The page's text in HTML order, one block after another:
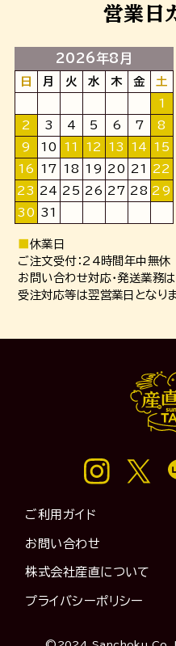
営業日
2026年8月
日 月 火 水 木 金
土
1
2
3 4 5 6 7
8
9
10 11 12 13 14
15
16
17 18 19 20 21
22
23 24 25 26 27 28 29
30 31
■休業日
ご注文受付：24時間年中無休
お問い合わせ対応・発送業務
受注対応等は翌営業日となりま
ご利用ガイド
お問い合わせ
株式会社産直について
プライバシーポリシー